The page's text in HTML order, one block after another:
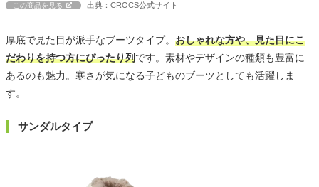
この商品を見る 出典：CROCS公式サイト
厚底で見た目が派手なブーツタイプ。 おしゃれな方や、見た目にこ
だわりを持つ方にぴったり列です。素材やデザインの種類も豊富に
あるのも魅力。寒さが気になる子どものブーツとしても活躍しま
す。
サンダルタイプ